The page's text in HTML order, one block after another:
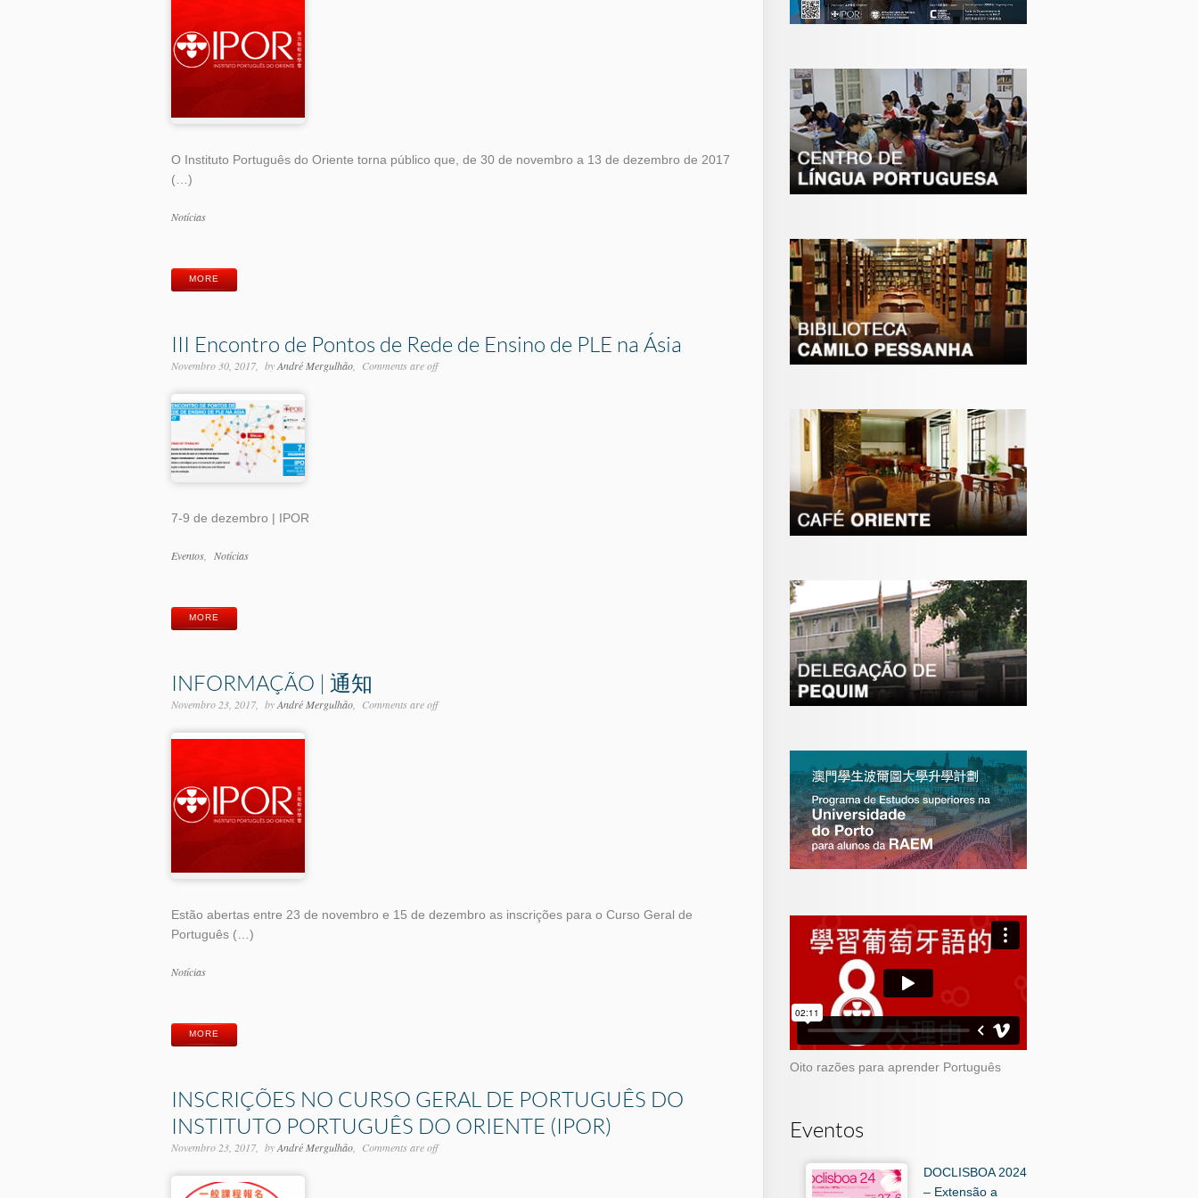
O Instituto Português do Oriente torna público que, de 30 de novembro a 13 de dezembro de 2017
(…)
Categorias
Notícias
MORE
III Encontro de Pontos de Rede de Ensino de PLE na Ásia
Novembro 30, 2017 byAndré Mergulhão Comments are off
7-9 de dezembro | IPOR
Categorias
Eventos
Notícias
MORE
INFORMAÇÃO | 通知
Novembro 23, 2017 byAndré Mergulhão Comments are off
Estão abertas entre 23 de novembro e 15 de dezembro as inscrições para o Curso Geral de
Português (…)
Categorias
Notícias
MORE
INSCRIÇÕES NO CURSO GERAL DE PORTUGUÊS DO
INSTITUTO PORTUGUÊS DO ORIENTE (IPOR)
Novembro 23, 2017 byAndré Mergulhão Comments are off
Oito razões para aprender Português
Eventos
DOCLISBOA 2024
– Extensão a